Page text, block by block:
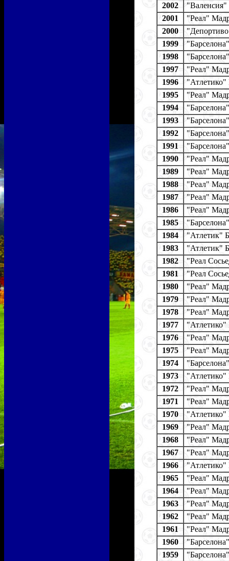
2002
"Валенсия"
2001
"Реал"
2000
1999
"Барселона"
1998
"Барселона"
1997
"Реал"
1996
1995
"Реал"
1994
"Барселона"
1993
"Барселона"
1992
"Барселона"
1991
"Барселона"
1990
"Реал"
1989
"Реал"
1988
"Реал"
1987
"Реал"
1986
"Реал"
1985
"Барселона"
1984
"Атлетик"
1983
"Атлетик"
1982
"Реал
1981
"Реал
1980
"Реал"
1979
"Реал"
1978
"Реал"
1977
1976
"Реал"
1975
"Реал"
1974
"Барселона"
1973
1972
"Реал"
1971
"Реал"
1970
1969
"Реал"
1968
"Реал"
1967
"Реал"
1966
1965
"Реал"
1964
"Реал"
1963
"Реал"
1962
"Реал"
1961
"Реал"
1960
"Барселона"
1959
"Барселона"